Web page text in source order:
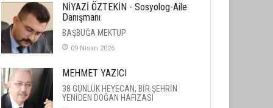
NİYAZİ ÖZTEKİN - Sosyolog-Aile
Danışmanı
BAŞBUĞA MEKTUP
09 Nisan 2026
MEHMET YAZICI
38 GÜNLÜK HEYECAN, BİR ŞEHRİN
YENİDEN DOĞAN HAFIZASI